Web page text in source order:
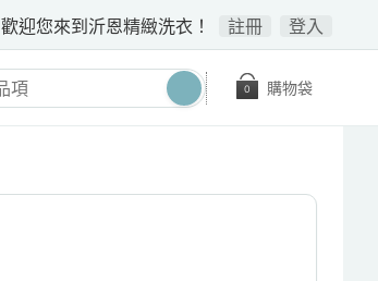
歡迎您來到沂恩精緻洗衣！ 註冊 登入
購物袋
0